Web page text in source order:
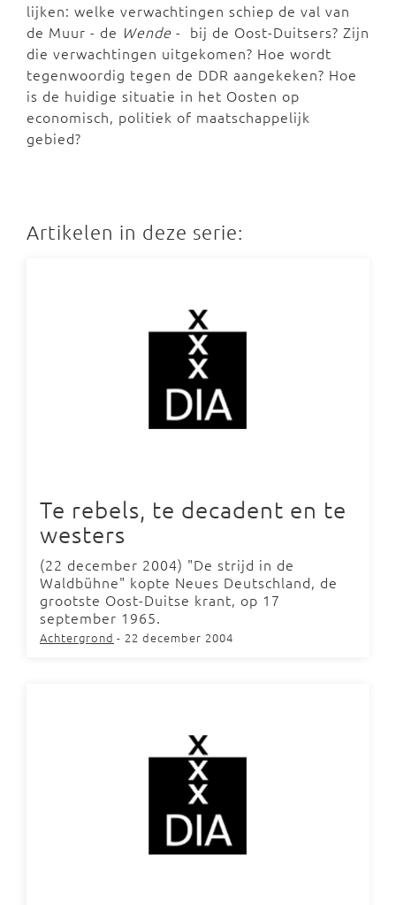
lijken: welke verwachtingen schiep de val van
de Muur - de Wende - bij de Oost-Duitsers? Zijn
die verwachtingen uitgekomen? Hoe wordt
tegenwoordig tegen de DDR aangekeken? Hoe
is de huidige situatie in het Oosten op
economisch, politiek of maatschappelijk
gebied?
Artikelen in deze serie:
Te rebels, te decadent en te
westers
(22 december 2004) "De strijd in de
Waldbühne" kopte Neues Deutschland, de
grootste Oost-Duitse krant, op 17
september 1965.
Achtergrond - 22 december 2004